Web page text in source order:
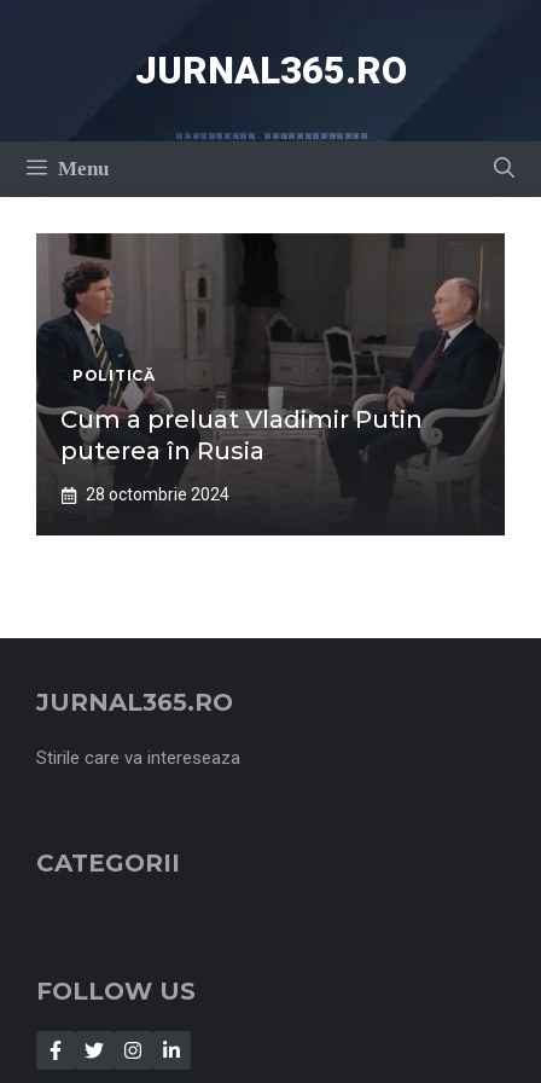
JURNAL365.RO
Menu
POLITICĂ
Cum a preluat Vladimir Putin
puterea în Rusia
28 octombrie 2024
JURNAL365.RO
Stirile care va intereseaza
CATEGORII
FOLLOW US